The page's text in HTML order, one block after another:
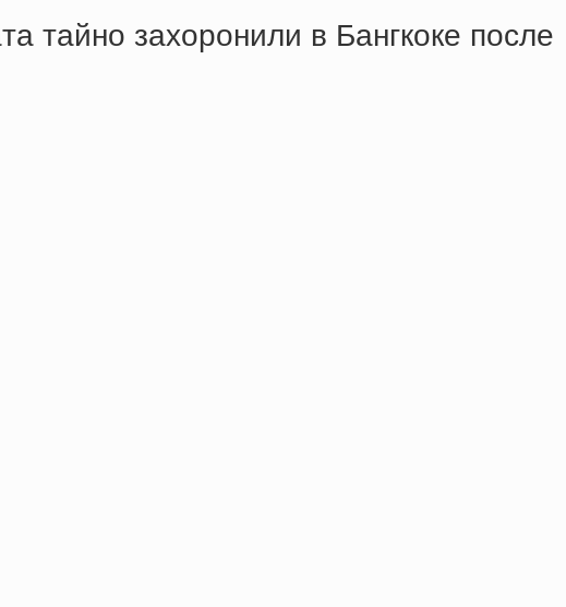
тaйнo зaхopoнили в Бaнгкoкe пocлe